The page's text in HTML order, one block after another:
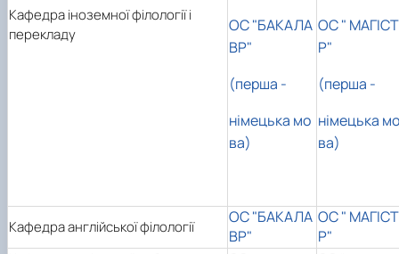
Кафедра іноземної філології і
перекладу
ОС "БАКАЛА
ВР"
(перша -
німецька мо
ва)
ОС " МАГІСТ
Р"
(перша -
німецька мо
ва)
Кафедра англійської філології
ОС "БАКАЛА
ВР"
ОС " МАГІСТ
Р"